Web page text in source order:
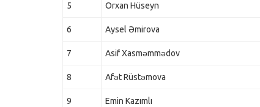
5 Orxan Hüseyn
6 Aysel Əmirova
7 Asif Xasməmmədov
8 Afət Rüstəmova
9 Emin Kazımlı